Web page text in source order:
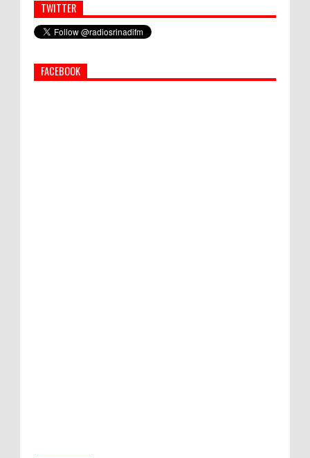
Simbol Persahabatan, RI Bangun Islamic Centre di
Afghanistan
PEMKAB KLUNGKUNG GELAR PASAR
TWITTER
FACEBOOK